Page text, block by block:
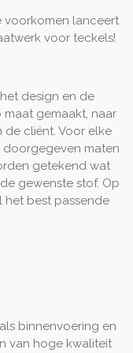
voorkomen lanceert
voor teckels!
design en de
gemaakt, naar
de cliënt. Voor elke
maten
getekend wat
gewenste stof. Op
het best passende
binnenvoering en
van hoge kwaliteit